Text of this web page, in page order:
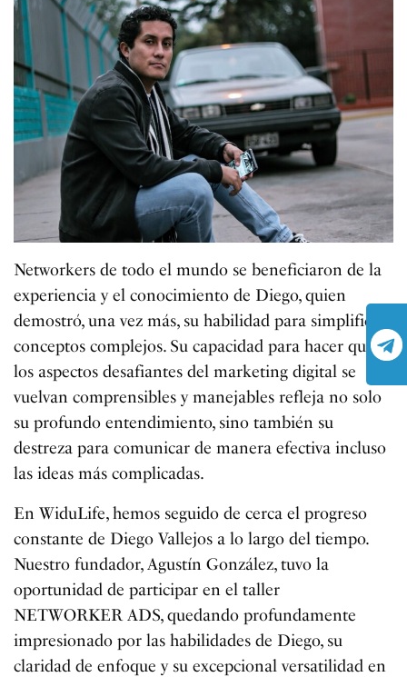
Networkers de todo el mundo se beneficiaron de la
experiencia y el conocimiento de Diego, quien
demostró, una vez más, su habilidad para simplificar
conceptos complejos. Su capacidad para hacer que
los aspectos desafiantes del marketing digital se
vuelvan comprensibles y manejables refleja no solo
su profundo entendimiento, sino también su
destreza para comunicar de manera efectiva incluso
las ideas más complicadas.
En WiduLife, hemos seguido de cerca el progreso
constante de Diego Vallejos a lo largo del tiempo.
Nuestro fundador, Agustín González, tuvo la
oportunidad de participar en el taller
NETWORKER ADS, quedando profundamente
impresionado por las habilidades de Diego, su
claridad de enfoque y su excepcional versatilidad en